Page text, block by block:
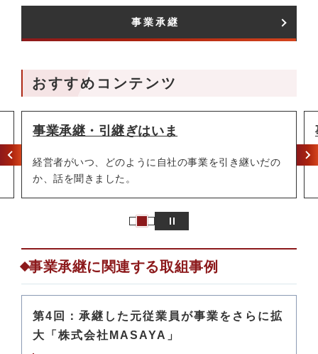
事業承継​
おすすめコンテンツ
事業承継・引継ぎはいま
経営者がいつ、どのように自社の事業を引き継いだの
か、話を聞きました。
事業承継に関連する取組事例
第4回：承継した元従業員が事業をさらに拡
大「株式会社MASAYA」